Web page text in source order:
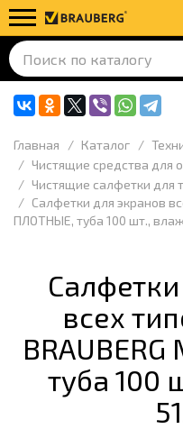
Главная Каталог
Чистящие средства для
Чистящие салфетки для
Салфетки для экранов
ПЛОТНЫЕ, туба 100 шт.,
всех
туба 100